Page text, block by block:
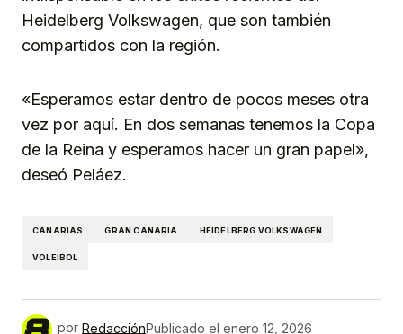
Heidelberg Volkswagen, que son también
compartidos con la región.
«Esperamos estar dentro de pocos meses otra
vez por aquí. En dos semanas tenemos la Copa
de la Reina y esperamos hacer un gran papel»,
deseó Peláez.
CANARIAS GRAN CANARIA HEIDELBERG VOLKSWAGEN
VOLEIBOL
por RedacciónPublicado el enero 12, 2026